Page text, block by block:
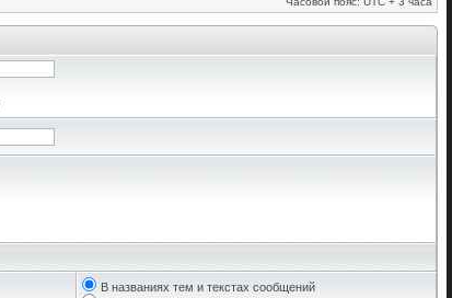
В названиях тем и текстах сообщений